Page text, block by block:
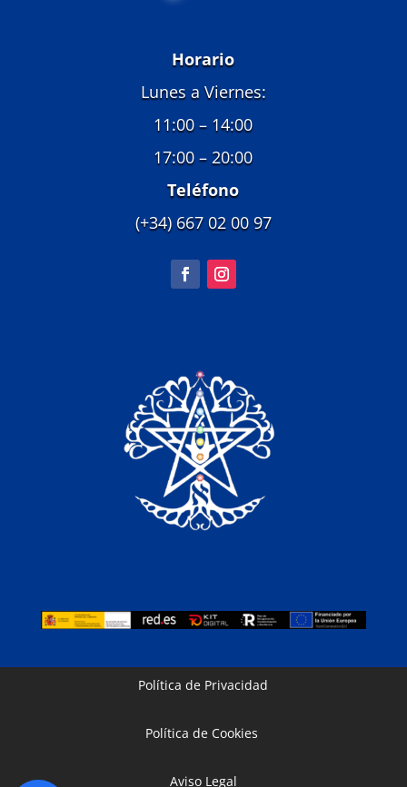
Horario
Lunes a Viernes:
11:00 – 14:00
17:00 – 20:00
Teléfono
(+34) 667 02 00 97
Política de Privacidad
Política de Cookies
Aviso Legal